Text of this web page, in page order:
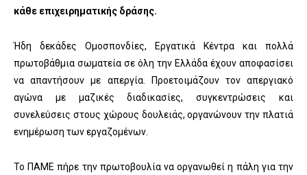
κάθε επιχειρηματικής δράσης.
Ήδη δεκάδες Ομοσπονδίες, Εργατικά Κέντρα και πολλά
πρωτοβάθμια σωματεία σε όλη την Ελλάδα έχουν αποφασίσει
να απαντήσουν με απεργία. Προετοιμάζουν τον απεργιακό
αγώνα με μαζικές διαδικασίες, συγκεντρώσεις και
συνελεύσεις στους χώρους δουλειάς, οργανώνουν την πλατιά
ενημέρωση των εργαζομένων.
Το ΠΑΜΕ πήρε την πρωτοβουλία να οργανωθεί η πάλη για την